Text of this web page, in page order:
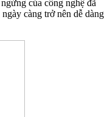
của công nghệ đã
càng trở nên dễ dàng